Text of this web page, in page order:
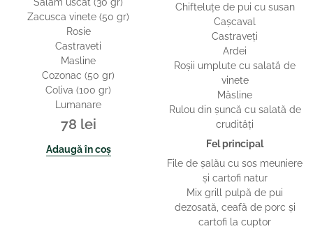
Zacusca vinete (50 gr)
Rosie
Castraveti
Masline
Cozonac (50 gr)
Coliva (100 gr)
Lumanare
78 lei
Adaugă în coș
Chifteluţe de pui cu susan
Caşcaval
Castraveţi
Ardei
Roşii umplute cu salată de
vinete
Măsline
Rulou din şuncă cu salată de
crudităţi
Fel principal
File de şalău cu sos meuniere
și cartofi natur
Mix grill pulpă de pui
dezosată, ceafă de porc şi
cartofi la cuptor